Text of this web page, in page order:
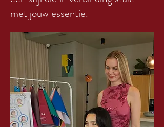
met jouw essentie.